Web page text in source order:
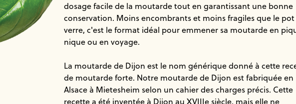
dosage facile de la moutarde tout en garantissant une bonne
conservation. Moins encombrants et moins fragiles que le pot
verre, c'est le format idéal pour emmener sa moutarde en
nique ou en voyage.
La moutarde de Dijon est le nom générique donné à cette
de moutarde forte. Notre moutarde de Dijon est fabriquée en
Alsace à Mietesheim selon un cahier des charges précis. Cette
recette a été inventée à Dijon au XVIIIe siècle, mais elle ne